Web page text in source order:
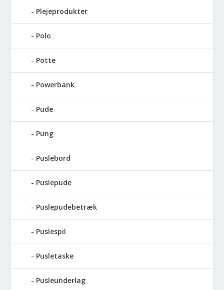
Plejeprodukter
Polo
Potte
Powerbank
Pude
Pung
Puslebord
Puslepude
Puslepudebetræk
Puslespil
Pusletaske
Pusleunderlag